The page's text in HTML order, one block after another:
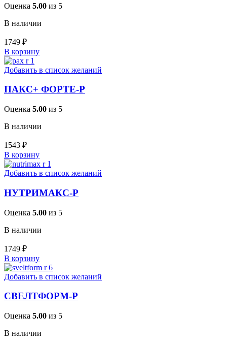
Оценка 5.00 из 5
В наличии
1749 ₽
В корзину
Добавить в список желаний
ПАКС+ ФОРТЕ-Р
Оценка 5.00 из 5
В наличии
1543 ₽
В корзину
Добавить в список желаний
НУТРИМАКС-Р
Оценка 5.00 из 5
В наличии
1749 ₽
В корзину
Добавить в список желаний
СВЕЛТФОРМ-Р
Оценка 5.00 из 5
В наличии